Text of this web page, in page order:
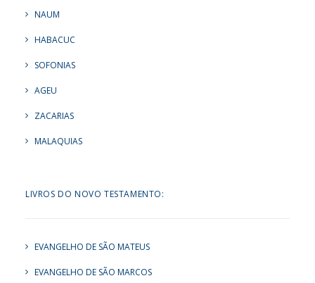
NAUM
HABACUC
SOFONIAS
AGEU
ZACARIAS
MALAQUIAS
LIVROS DO NOVO TESTAMENTO:
EVANGELHO DE SÃO MATEUS
EVANGELHO DE SÃO MARCOS